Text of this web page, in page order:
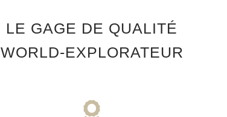
LE GAGE DE QUALITÉ
WORLD-EXPLORATEUR